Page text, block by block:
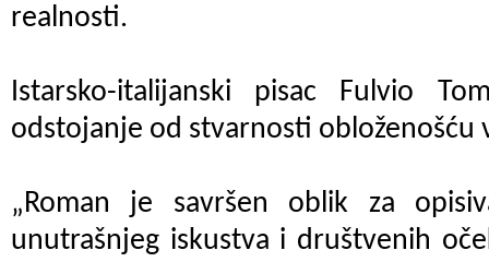
realnosti.
Istarsko-italijanski pisac Fulvio
odstojanje od stvarnosti obloženošću
„Roman je savršen oblik za
unutrašnjeg iskustva i društvenih